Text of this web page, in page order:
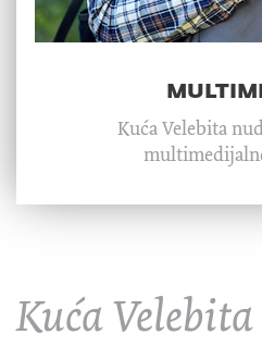
Kuća Velebita
Kuća Velebita